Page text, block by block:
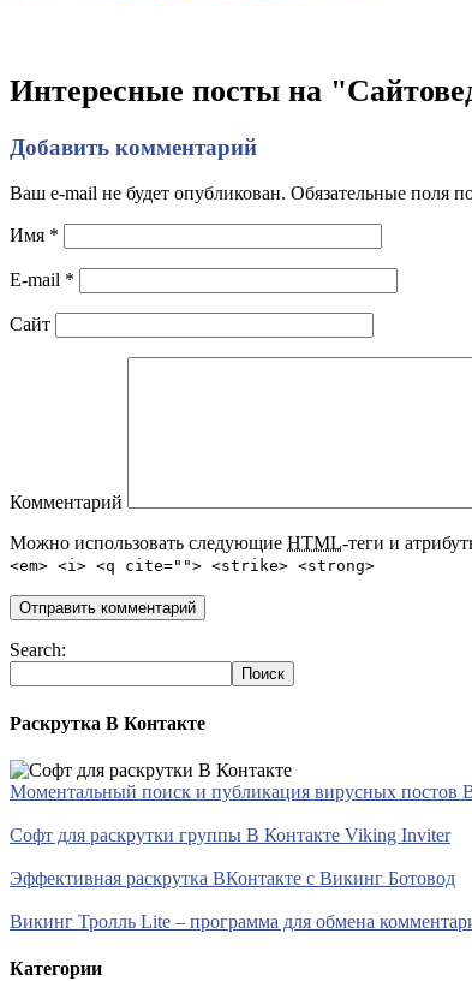
Интересные посты на
Добавить комментарий
Ваш e-mail не будет опубликован. Обязательные поля
Имя *
E-mail *
Сайт
Комментарий
Можно использовать следующие HTML-теги и
<em> <i> <q cite=""> <strike> <strong>
Search:
Раскрутка В Контакте
Моментальный поиск и публикация вирусных постов
Софт для раскрутки группы В Контакте Viking Inviter
Эффективная раскрутка ВКонтакте с Викинг Ботовод
Викинг Тролль Lite – программа для обмена
Категории